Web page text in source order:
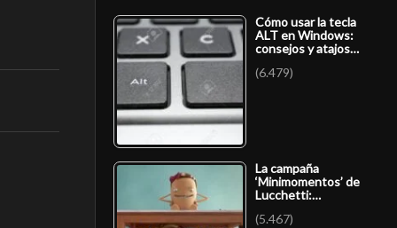
Cómo usar la tecla
ALT en Windows:
consejos y atajos…
(6.479)
La campaña
‘Minimomentos’ de
Lucchetti:…
(5.467)